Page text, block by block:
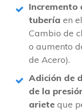
Incremento
tubería en
Cambio de
o aumento
de Acero).
Adición de
de la
ariete que